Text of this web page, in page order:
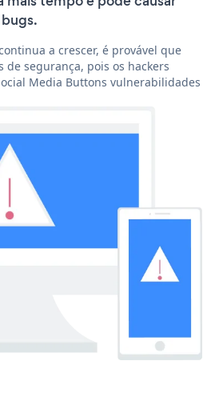
a crescer, é provável que
segurança, pois os hackers
Media Buttons vulnerabilidades